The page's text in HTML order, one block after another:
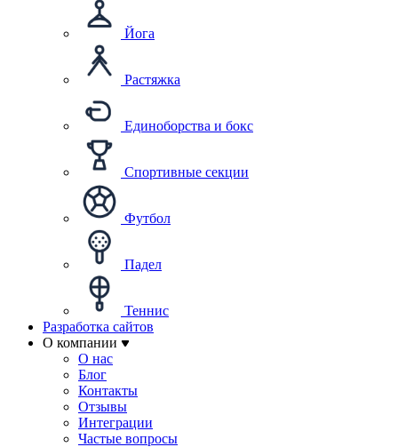
Йога
Растяжка
Единоборства и бокс
Спортивные секции
Футбол
Падел
Теннис
Разработка сайтов
О компании
О нас
Блог
Контакты
Отзывы
Интеграции
Частые вопросы